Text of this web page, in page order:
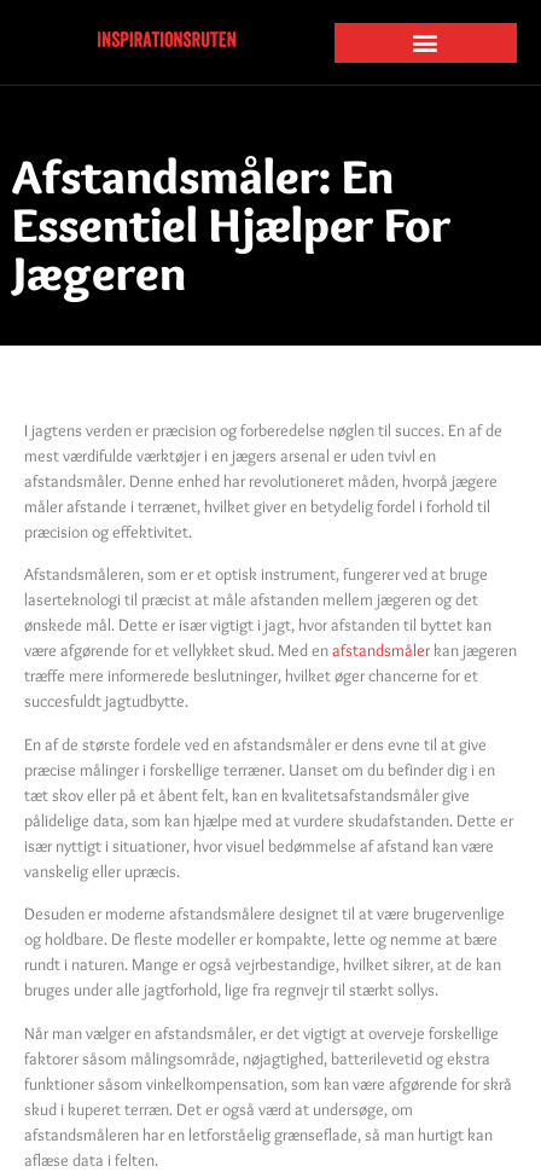
Afstandsmåler: En
Essentiel Hjælper For
Jægeren
I jagtens verden er præcision og forberedelse nøglen til succes. En af de
mest værdifulde værktøjer i en jægers arsenal er uden tvivl en
afstandsmåler. Denne enhed har revolutioneret måden, hvorpå jægere
måler afstande i terrænet, hvilket giver en betydelig fordel i forhold til
præcision og effektivitet.
Afstandsmåleren, som er et optisk instrument, fungerer ved at bruge
laserteknologi til præcist at måle afstanden mellem jægeren og det
ønskede mål. Dette er især vigtigt i jagt, hvor afstanden til byttet kan
være afgørende for et vellykket skud. Med enafstandsmåler kan jægeren
træffe mere informerede beslutninger, hvilket øger chancerne for et
succesfuldt jagtudbytte.
En af de største fordele ved en afstandsmåler er dens evne til at give
præcise målinger i forskellige terræner. Uanset om du befinder dig i en
tæt skov eller på et åbent felt, kan en kvalitetsafstandsmåler give
pålidelige data, som kan hjælpe med at vurdere skudafstanden. Dette er
især nyttigt i situationer, hvor visuel bedømmelse af afstand kan være
vanskelig eller upræcis.
Desuden er moderne afstandsmålere designet til at være brugervenlige
og holdbare. De fleste modeller er kompakte, lette og nemme at bære
rundt i naturen. Mange er også vejrbestandige, hvilket sikrer, at de kan
bruges under alle jagtforhold, lige fra regnvejr til stærkt sollys.
Når man vælger en afstandsmåler, er det vigtigt at overveje forskellige
faktorer såsom målingsområde, nøjagtighed, batterilevetid og ekstra
funktioner såsom vinkelkompensation, som kan være afgørende for skrå
skud i kuperet terræn. Det er også værd at undersøge, om
afstandsmåleren har en letforståelig grænseflade, så man hurtigt kan
aflæse data i felten.